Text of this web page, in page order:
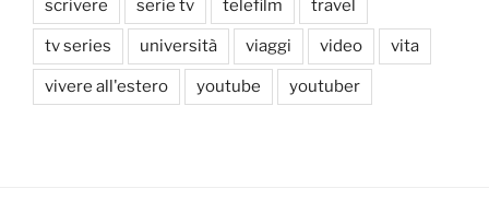
scrivere serie tv telefilm travel
tv series università viaggi video vita
vivere all'estero youtube youtuber